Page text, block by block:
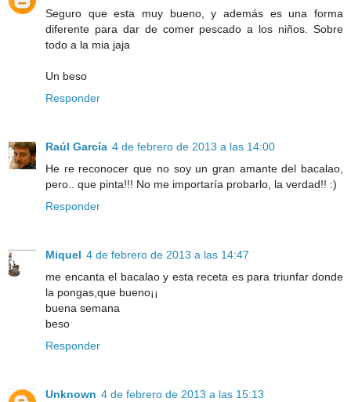
Seguro que esta muy bueno, y además es una forma
diferente para dar de comer pescado a los niños. Sobre
todo a la mia jaja
Un beso
Responder
Raúl García 4 de febrero de 2013 a las 14:00
He re reconocer que no soy un gran amante del bacalao,
pero.. que pinta!!! No me importaría probarlo, la verdad!! :)
Responder
Miquel 4 de febrero de 2013 a las 14:47
me encanta el bacalao y esta receta es para triunfar donde
la pongas,que bueno¡¡
buena semana
beso
Responder
Unknown 4 de febrero de 2013 a las 15:13